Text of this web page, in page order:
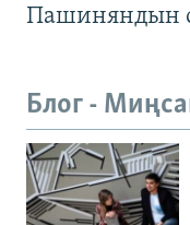
Пашиняндын
Блог -